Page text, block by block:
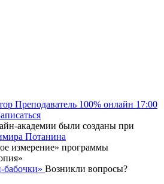
Преподаватель 100% онлайн 17:00
академии были созданы при
Потанина
измерение» программы
Возникли вопросы?